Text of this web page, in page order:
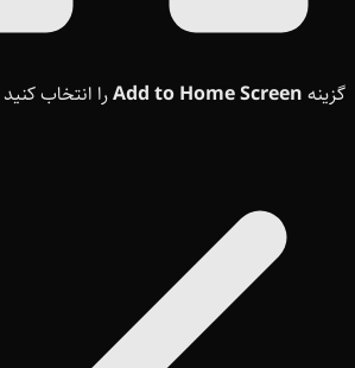
گزینه Add to Home Screenرا انتخاب کنید